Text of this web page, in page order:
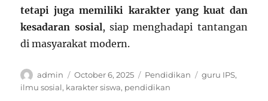
tetapi juga memiliki karakter yang kuat dan
kesadaran sosial, siap menghadapi tantangan
di masyarakat modern.
Author
admin
Posted
on
October 6, 2025 Categories
Pendidikan Tags
guru IPS,
ilmu sosial, karakter siswa, pendidikan